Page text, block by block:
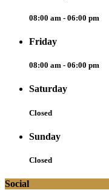
08:00 am - 06:00 pm
Friday
08:00 am - 06:00 pm
Saturday
Closed
Sunday
Closed
Social